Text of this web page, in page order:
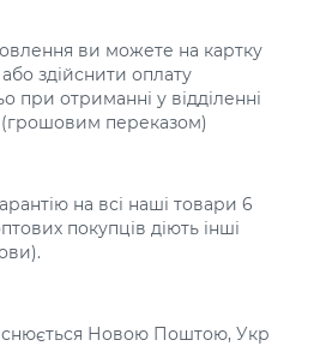
ви можете на картку
здійснити оплату
при отриманні у відділенні
переказом)
на всі наші товари 6
покупців діють інші
Новою Поштою, Укр